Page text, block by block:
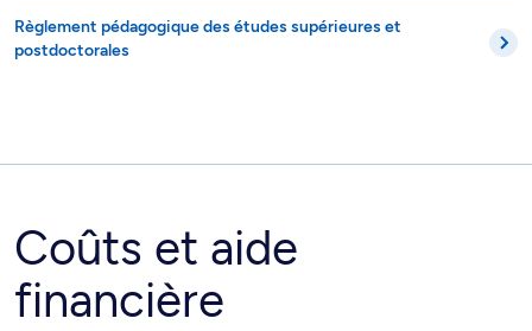
Règlement pédagogique des études supérieures et
postdoctorales
Coûts et aide
financière